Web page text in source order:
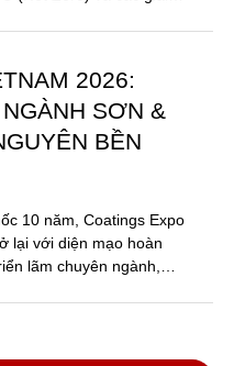
2026:
SƠN &
BỀN
10 năm, Coatings Expo
lại với diện mạo hoàn
lãm chuyên ngành,